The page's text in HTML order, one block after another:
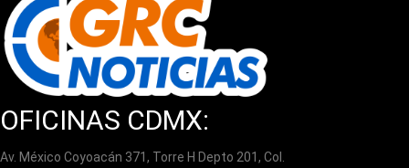
OFICINAS CDMX:
Av. México Coyoacán 371, Torre H Depto 201, Col.